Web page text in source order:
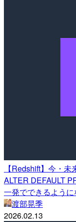
【Redshift】今・
ALTER DEFAULT
一発でできるよう
渡部晃季
2026.02.13